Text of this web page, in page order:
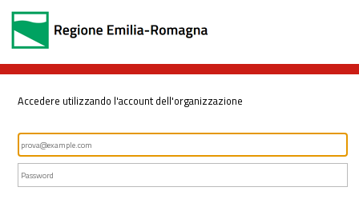
Accedere utilizzando l'account dell'organizzazione